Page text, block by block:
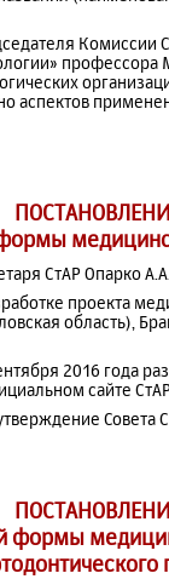
Комиссии
аспектов
СтАР Опарко
проекта
область),
2016 года
сайте
Совета
формы